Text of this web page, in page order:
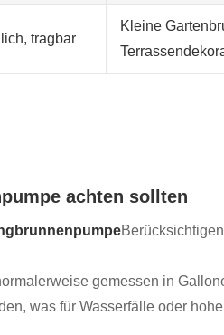
tragbar
Kleine
achten sollten
gemessen in
was für Wasserfälle oder